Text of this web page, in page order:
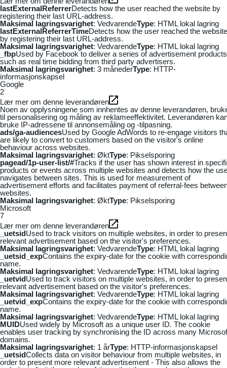
lastExternalReferrerDetects how the user reached the website by
registering their last URL-address.
Maksimal lagringsvarighet: VedvarendeType: HTML lokal lagring
lastExternalReferrerTimeDetects how the user reached the website
by registering their last URL-address.
Maksimal lagringsvarighet: VedvarendeType: HTML lokal lagring
_fbpUsed by Facebook to deliver a series of advertisement products
such as real time bidding from third party advertisers.
Maksimal lagringsvarighet: 3 månederType: HTTP-
informasjonskapsel
Google
2
Lær mer om denne leverandøren
Noen av opplysningene som innhentes av denne leverandøren,
til personalisering og måling av reklameeffektivitet. Leverandøren
bruke IP-adressene til annonsemåling og -tilpasning.
ads/ga-audiencesUsed by Google AdWords to re-engage visitors
are likely to convert to customers based on the visitor's online
behaviour across websites.
Maksimal lagringsvarighet: ØktType: Pikselsporing
pagead/1p-user-list/#Tracks if the user has shown interest in
products or events across multiple websites and detects how the
navigates between sites. This is used for measurement of
advertisement efforts and facilitates payment of referral-fees
websites.
Maksimal lagringsvarighet: ØktType: Pikselsporing
Microsoft
7
Lær mer om denne leverandøren
_uetsidUsed to track visitors on multiple websites, in order to
relevant advertisement based on the visitor's preferences.
Maksimal lagringsvarighet: VedvarendeType: HTML lokal lagring
_uetsid_expContains the expiry-date for the cookie with
name.
Maksimal lagringsvarighet: VedvarendeType: HTML lokal lagring
_uetvidUsed to track visitors on multiple websites, in order to
relevant advertisement based on the visitor's preferences.
Maksimal lagringsvarighet: VedvarendeType: HTML lokal lagring
_uetvid_expContains the expiry-date for the cookie with
name.
Maksimal lagringsvarighet: VedvarendeType: HTML lokal lagring
MUIDUsed widely by Microsoft as a unique user ID. The cookie
enables user tracking by synchronising the ID across many
domains.
Maksimal lagringsvarighet: 1 årType: HTTP-informasjonskapsel
_uetsidCollects data on visitor behaviour from multiple websites, in
order to present more relevant advertisement - This also allows the